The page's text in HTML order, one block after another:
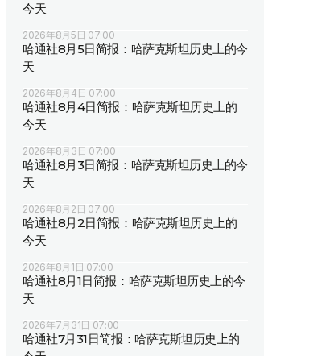
今天
2026年8月5日 07:00
哈通社8月5日简报：哈萨克斯坦历史上的今
天
2026年8月4日 07:00
哈通社8月4日简报：哈萨克斯坦历史上的
今天
2026年8月3日 07:00
哈通社8月3日简报：哈萨克斯坦历史上的今
天
2026年8月2日 07:00
哈通社8月2日简报：哈萨克斯坦历史上的
今天
2026年8月1日 07:00
哈通社8月1日简报：哈萨克斯坦历史上的今
天
2026年7月31日 07:00
哈通社7月31日简报：哈萨克斯坦历史上的